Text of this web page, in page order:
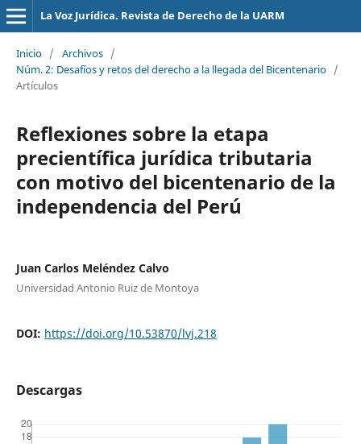
La Voz Jurídica. Revista de Derecho de la UARM
Inicio / Archivos /
Núm. 2: Desafíos y retos del derecho a la llegada del Bicentenario /
Artículos
Reflexiones sobre la etapa
precientífica jurídica tributaria
con motivo del bicentenario de la
independencia del Perú
Juan Carlos Meléndez Calvo
Universidad Antonio Ruiz de Montoya
DOI: https://doi.org/10.53870/lvj.218
Descargas